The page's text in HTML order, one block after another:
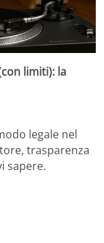
limiti): la
legale nel
trasparenza
sapere.